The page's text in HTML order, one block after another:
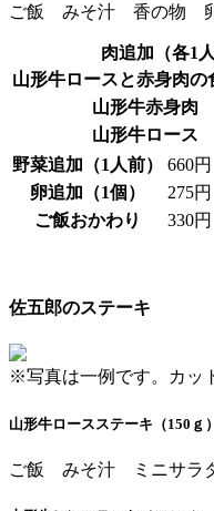
ご飯 みそ汁 香の物
肉追加（各1人
山形牛ロースと赤身肉の
山形牛赤身肉
山形牛ロース
野菜追加（1人前）
660円
卵追加（1個）
275円
ご飯おかわり
330円
佐五郎のステーキ
※写真は一例です。カッ
山形牛ロースステーキ（150
ご飯 みそ汁 ミニサラ